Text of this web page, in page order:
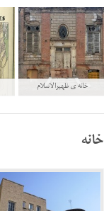
خانه ی ظهیرالاسلام
خانه